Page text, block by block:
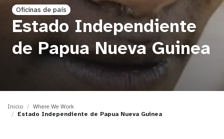
Oficinas de país
Estado Independiente
de Papua Nueva Guinea
Inicio
Where We Work
Estado Independiente de Papua Nueva Guinea